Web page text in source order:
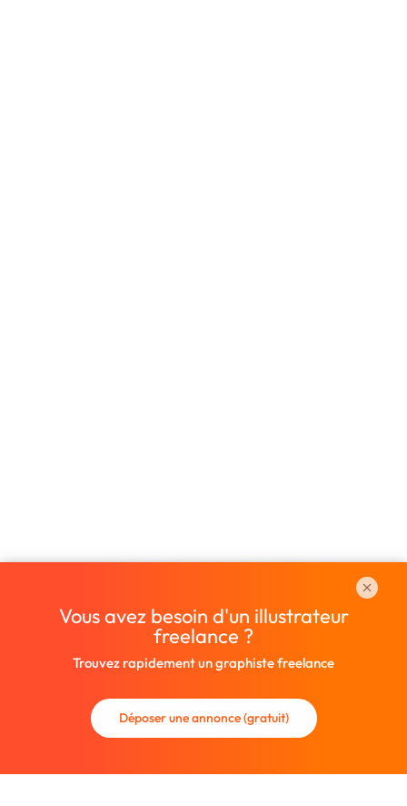
Vous avez besoin d'un illustrateur
freelance ?
Trouvez rapidement un graphiste freelance
Déposer une annonce (gratuit)